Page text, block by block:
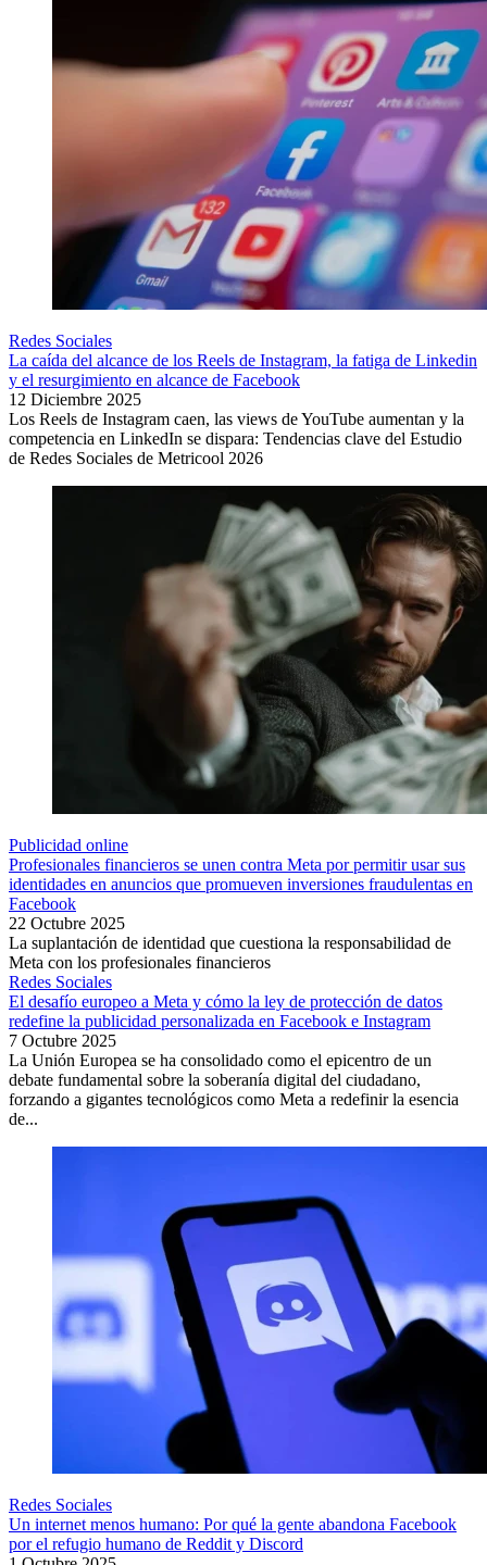
Redes Sociales
La caída del alcance de los Reels de Instagram, la fatiga de Linkedin
y el resurgimiento en alcance de Facebook
12 Diciembre 2025
Los Reels de Instagram caen, las views de YouTube aumentan y la
competencia en LinkedIn se dispara: Tendencias clave del Estudio
de Redes Sociales de Metricool 2026
Publicidad online
Profesionales financieros se unen contra Meta por permitir usar sus
identidades en anuncios que promueven inversiones fraudulentas en
Facebook
22 Octubre 2025
La suplantación de identidad que cuestiona la responsabilidad de
Meta con los profesionales financieros
Redes Sociales
El desafío europeo a Meta y cómo la ley de protección de datos
redefine la publicidad personalizada en Facebook e Instagram
7 Octubre 2025
La Unión Europea se ha consolidado como el epicentro de un
debate fundamental sobre la soberanía digital del ciudadano,
forzando a gigantes tecnológicos como Meta a redefinir la esencia
de...
Redes Sociales
Un internet menos humano: Por qué la gente abandona Facebook
por el refugio humano de Reddit y Discord